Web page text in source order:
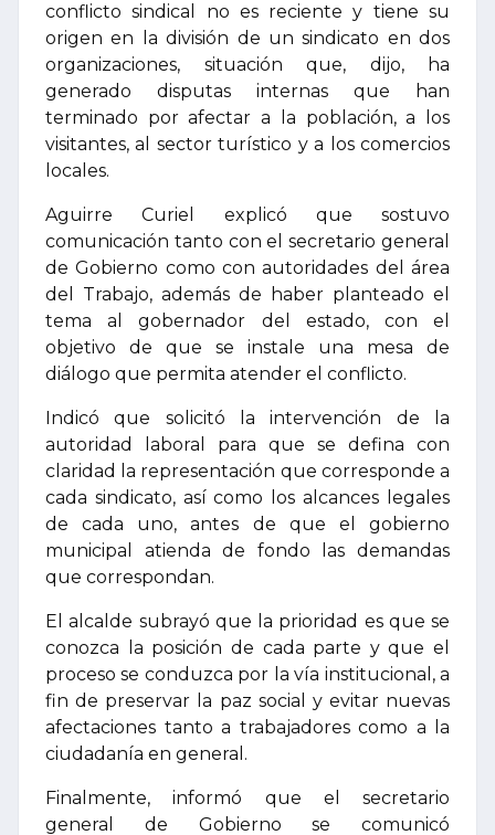
conflicto sindical no es reciente y tiene su
origen en la división de un sindicato en dos
organizaciones, situación que, dijo, ha
generado disputas internas que han
terminado por afectar a la población, a los
visitantes, al sector turístico y a los comercios
locales.
Aguirre Curiel explicó que sostuvo
comunicación tanto con el secretario general
de Gobierno como con autoridades del área
del Trabajo, además de haber planteado el
tema al gobernador del estado, con el
objetivo de que se instale una mesa de
diálogo que permita atender el conflicto.
Indicó que solicitó la intervención de la
autoridad laboral para que se defina con
claridad la representación que corresponde a
cada sindicato, así como los alcances legales
de cada uno, antes de que el gobierno
municipal atienda de fondo las demandas
que correspondan.
El alcalde subrayó que la prioridad es que se
conozca la posición de cada parte y que el
proceso se conduzca por la vía institucional, a
fin de preservar la paz social y evitar nuevas
afectaciones tanto a trabajadores como a la
ciudadanía en general.
Finalmente, informó que el secretario
general de Gobierno se comunicó